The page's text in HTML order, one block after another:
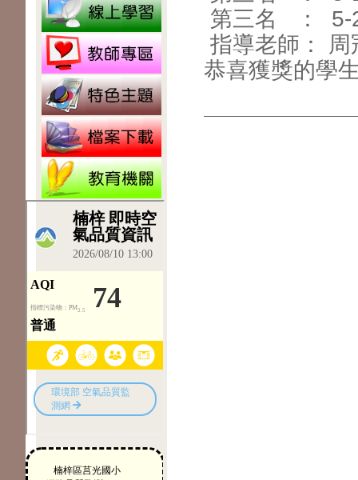
第三名 ：
指導老師： 周
恭喜獲獎的學